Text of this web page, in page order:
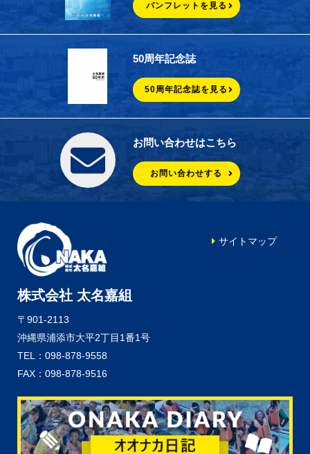
パンフレットを見る
50周年記念誌
50周年記念誌を見る
お問い合わせはこちら
お問い合わせする
株式会社 太名嘉組
〒901-2113
沖縄県浦添市大平2丁目1番1号
TEL：098-878-9558
FAX：098-878-9516
サイトマップ